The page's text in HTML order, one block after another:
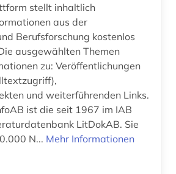
arbeitsproduktivität (3)
(22)
arbeitsschutz (5)
arbeitssicherheit (6)
arbeitssicherheitsrecht (1)
Griechenland (4)
Großbritannien (30)
stellt inhaltlich
aus der
Berufsforschung kostenlos
ausgewählten Themen
zu: Veröffentlichungen
und weiterführenden Links.
ist die seit 1967 im IAB
LitDokAB. Sie
N... Mehr Informationen